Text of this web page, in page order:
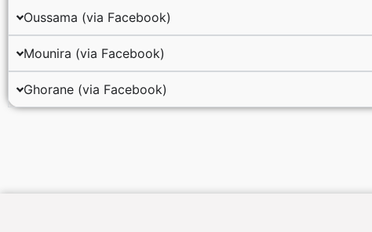
Oussama (via Facebook)
Mounira (via Facebook)
Ghorane (via Facebook)